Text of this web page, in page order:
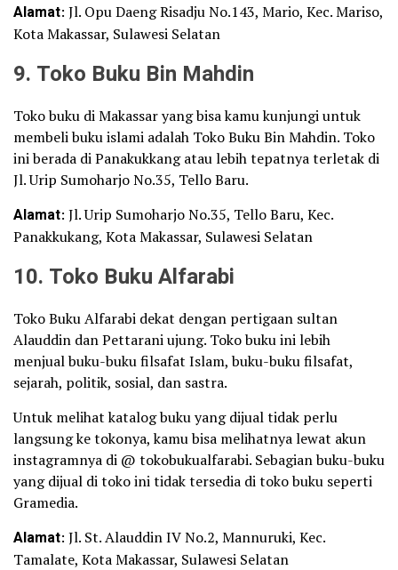
Alamat: Jl. Opu Daeng Risadju No.143, Mario, Kec. Mariso,
Kota Makassar, Sulawesi Selatan
9. Toko Buku Bin Mahdin
Toko buku di Makassar yang bisa kamu kunjungi untuk
membeli buku islami adalah Toko Buku Bin Mahdin. Toko
ini berada di Panakukkang atau lebih tepatnya terletak di
Jl. Urip Sumoharjo No.35, Tello Baru.
Alamat: Jl. Urip Sumoharjo No.35, Tello Baru, Kec.
Panakkukang, Kota Makassar, Sulawesi Selatan
10. Toko Buku Alfarabi
Toko Buku Alfarabi dekat dengan pertigaan sultan
Alauddin dan Pettarani ujung. Toko buku ini lebih
menjual buku-buku filsafat Islam, buku-buku filsafat,
sejarah, politik, sosial, dan sastra.
Untuk melihat katalog buku yang dijual tidak perlu
langsung ke tokonya, kamu bisa melihatnya lewat akun
instagramnya di @ tokobukualfarabi. Sebagian buku-buku
yang dijual di toko ini tidak tersedia di toko buku seperti
Gramedia.
Alamat: Jl. St. Alauddin IV No.2, Mannuruki, Kec.
Tamalate, Kota Makassar, Sulawesi Selatan